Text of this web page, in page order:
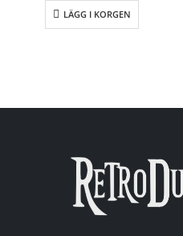
LÄGG I KORGEN